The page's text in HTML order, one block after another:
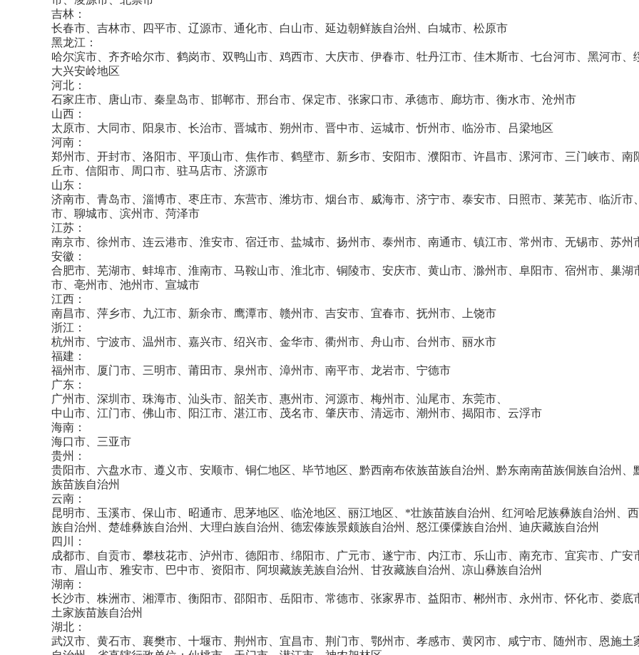
吉林：
长春市、吉林市、四平市、辽源市、通化市、白山市、延边朝鲜族自治州、白城市、松原市
黑龙江：
哈尔滨市、齐齐哈尔市、鹤岗市、双鸭山市、鸡西市、大庆市、伊春市、牡丹江市、佳木斯市、七台河市、黑河市、
大兴安岭地区
河北：
石家庄市、唐山市、秦皇岛市、邯郸市、邢台市、保定市、张家口市、承德市、廊坊市、衡水市、沧州市
山西：
太原市、大同市、阳泉市、长治市、晋城市、朔州市、晋中市、运城市、忻州市、临汾市、吕梁地区
河南：
郑州市、开封市、洛阳市、平顶山市、焦作市、鹤壁市、新乡市、安阳市、濮阳市、许昌市、漯河市、三门峡市、南
丘市、信阳市、周口市、驻马店市、济源市
山东：
济南市、青岛市、淄博市、枣庄市、东营市、潍坊市、烟台市、威海市、济宁市、泰安市、日照市、莱芜市、临沂市
市、聊城市、滨州市、菏泽市
江苏：
南京市、徐州市、连云港市、淮安市、宿迁市、盐城市、扬州市、泰州市、南通市、镇江市、常州市、无锡市、苏州
安徽：
合肥市、芜湖市、蚌埠市、淮南市、马鞍山市、淮北市、铜陵市、安庆市、黄山市、滁州市、阜阳市、宿州市、巢湖
市、亳州市、池州市、宣城市
江西：
南昌市、萍乡市、九江市、新余市、鹰潭市、赣州市、吉安市、宜春市、抚州市、上饶市
浙江：
杭州市、宁波市、温州市、嘉兴市、绍兴市、金华市、衢州市、舟山市、台州市、丽水市
福建：
福州市、厦门市、三明市、莆田市、泉州市、漳州市、南平市、龙岩市、宁德市
广东：
广州市、深圳市、珠海市、汕头市、韶关市、惠州市、河源市、梅州市、汕尾市、东莞市、
中山市、江门市、佛山市、阳江市、湛江市、茂名市、肇庆市、清远市、潮州市、揭阳市、云浮市
海南：
海口市、三亚市
贵州：
贵阳市、六盘水市、遵义市、安顺市、铜仁地区、毕节地区、黔西南布依族苗族自治州、黔东南南苗族侗族自治州、
族苗族自治州
云南：
昆明市、玉溪市、保山市、昭通市、思茅地区、临沧地区、丽江地区、*壮族苗族自治州、红河哈尼族彝族自治州、
族自治州、楚雄彝族自治州、大理白族自治州、德宏傣族景颇族自治州、怒江傈僳族自治州、迪庆藏族自治州
四川：
成都市、自贡市、攀枝花市、泸州市、德阳市、绵阳市、广元市、遂宁市、内江市、乐山市、南充市、宜宾市、广安
市、眉山市、雅安市、巴中市、资阳市、阿坝藏族羌族自治州、甘孜藏族自治州、凉山彝族自治州
湖南：
长沙市、株洲市、湘潭市、衡阳市、邵阳市、岳阳市、常德市、张家界市、益阳市、郴州市、永州市、怀化市、娄底
土家族苗族自治州
湖北：
武汉市、黄石市、襄樊市、十堰市、荆州市、宜昌市、荆门市、鄂州市、孝感市、黄冈市、咸宁市、随州市、恩施土